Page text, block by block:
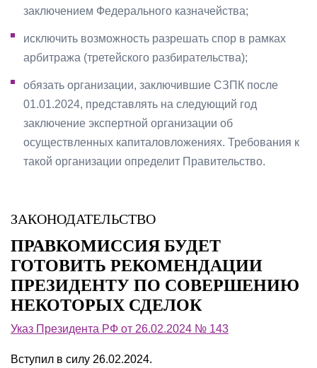
заключением Федерального казначейства;
исключить возможность разрешать спор в рамках
арбитража (третейского разбирательства);
обязать организации, заключившие СЗПК после
01.01.2024, представлять на следующий год
заключение экспертной организации об
осуществленных капиталовложениях. Требования к
такой организации определит Правительство.
ЗАКОНОДАТЕЛЬСТВО
ПРАВКОМИССИЯ БУДЕТ
ГОТОВИТЬ РЕКОМЕНДАЦИИ
ПРЕЗИДЕНТУ ПО СОВЕРШЕНИЮ
НЕКОТОРЫХ СДЕЛОК
Указ Президента РФ от 26.02.2024 № 143
Вступил в силу 26.02.2024.